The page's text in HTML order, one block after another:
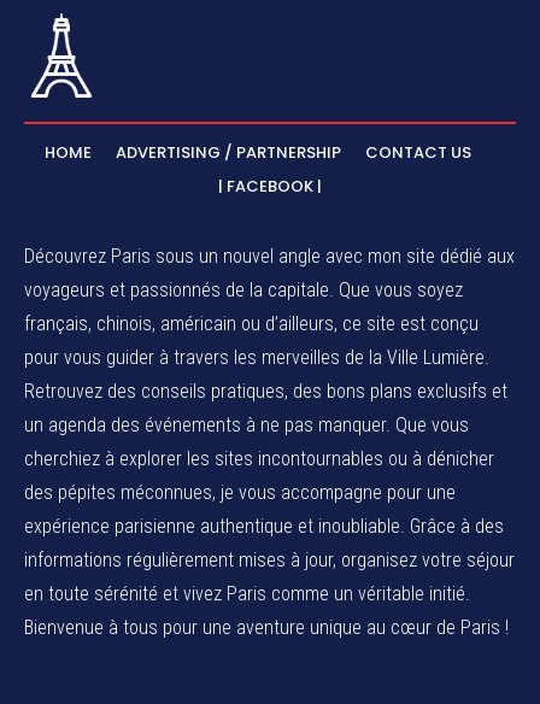
HOME ADVERTISING / PARTNERSHIP
CONTACT US
| FACEBOOK |
Découvrez Paris sous un nouvel angle avec mon site dédié aux
voyageurs et passionnés de la capitale. Que vous soyez
français, chinois, américain ou d’ailleurs, ce site est conçu
pour vous guider à travers les merveilles de la Ville Lumière.
Retrouvez des conseils pratiques, des bons plans exclusifs et
un agenda des événements à ne pas manquer. Que vous
cherchiez à explorer les sites incontournables ou à dénicher
des pépites méconnues, je vous accompagne pour une
expérience parisienne authentique et inoubliable. Grâce à des
informations régulièrement mises à jour, organisez votre séjour
en toute sérénité et vivez Paris comme un véritable initié.
Bienvenue à tous pour une aventure unique au cœur de Paris !